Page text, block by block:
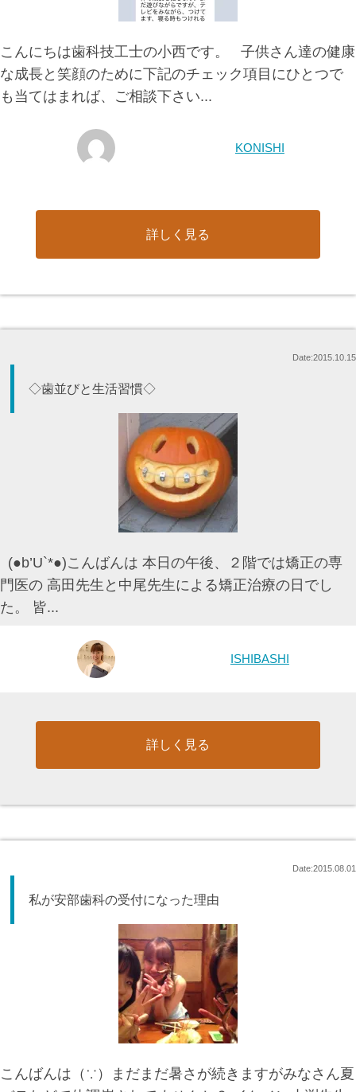
こんにちは歯科技工士の小西です。 子供さん達の健康
な成長と笑顔のために下記のチェック項目にひとつで
も当てはまれば、ご相談下さい...
KONISHI
詳しく見る
Date:2015.10.15
◇歯並びと生活習慣◇
(●b’U`*●)こんばんは 本日の午後、２階では矯正の専
門医の 高田先生と中尾先生による矯正治療の日でし
た。 皆...
ISHIBASHI
詳しく見る
Date:2015.08.01
私が安部歯科の受付になった理由
こんばんは（∵）まだまだ暑さが続きますがみなさん夏